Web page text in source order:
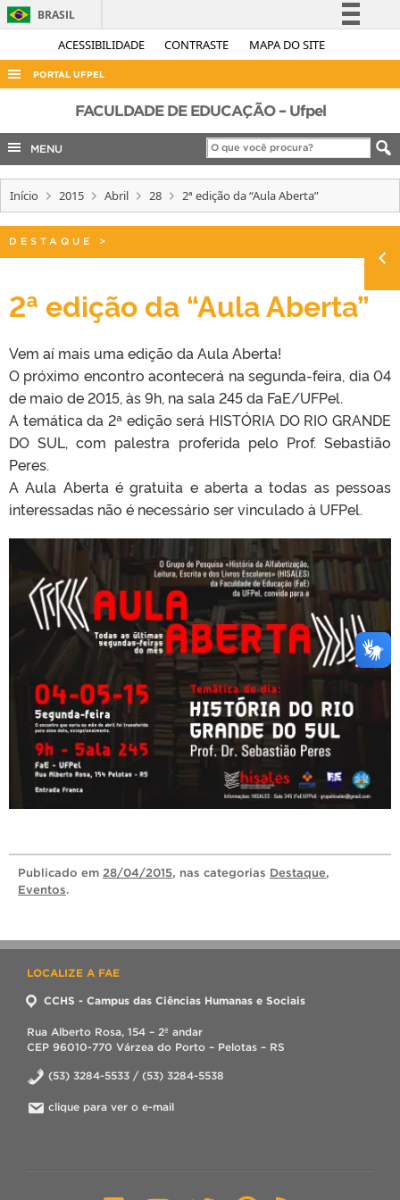
ACESSIBILIDADE CONTRASTE MAPA DO SITE
BRASIL
Simplifique!
Acesso à informação
Legislação
Canais
PORTAL UFPEL
ACESSO À INFORMAÇÃO
AUDITORIA
COBALTO
CONCURSOS
EDITAIS
INTERNACIONAL
PORTARIAS
TELEFONES
FACULDADE DE EDUCAÇÃO – Ufpel
MENU
Início 2015 Abril 28 2ª edição da “Aula Aberta”
DESTAQUE >
2ª edição da “Aula Aberta”
Vem aí mais uma edição da Aula Aberta!
O próximo encontro acontecerá na segunda-feira, dia 04
de maio de 2015, às 9h, na sala 245 da FaE/UFPel.
A temática da 2ª edição será HISTÓRIA DO RIO GRANDE
DO SUL, com palestra proferida pelo Prof. Sebastião
Peres.
A Aula Aberta é gratuita e aberta a todas as pessoas
interessadas não é necessário ser vinculado à UFPel.
Publicado em 28/04/2015, nas categorias Destaque,
Eventos.
LOCALIZE A FAE
CCHS - Campus das Ciências Humanas e Sociais
Rua Alberto Rosa, 154 – 2º andar
CEP 96010-770 Várzea do Porto – Pelotas – RS
(53) 3284-5533 / (53) 3284-5538
clique para ver o e-mail